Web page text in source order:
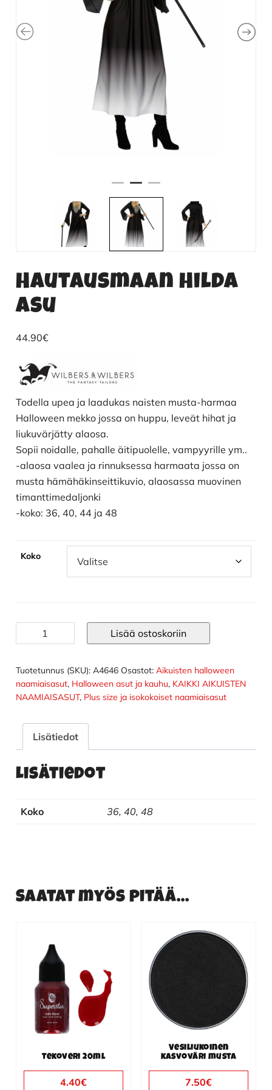
Hautausmaan Hilda
asu
44.90€
Todella upea ja laadukas naisten musta-harmaa
Halloween mekko jossa on huppu, leveät hihat ja
liukuvärjätty alaosa.
Sopii noidalle, pahalle äitipuolelle, vampyyrille ym..
-alaosa vaalea ja rinnuksessa harmaata jossa on
musta hämähäkinseittikuvio, alaosassa muovinen
timanttimedaljonki
-koko: 36, 40, 44 ja 48
Koko
Hautausmaan
Hilda
määrä
Lisää ostoskoriin
Tuotetunnus (SKU): A4646 Osastot: Aikuisten halloween
naamiaisasut, Halloween asut ja kauhu, KAIKKI AIKUISTEN
NAAMIAISASUT, Plus size ja isokokoiset naamiaisasut
Lisätiedot
Lisätiedot
Koko 36, 40, 48
Saatat myös pitää...
Tekoveri 20ml
4.40€
Vesiliukoinen
kasvoväri musta
7.50€